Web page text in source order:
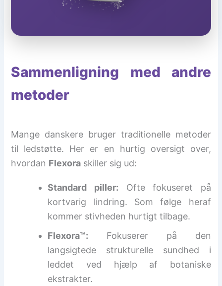
Sammenligning med andre
metoder
Mange danskere bruger traditionelle metoder
til ledstøtte. Her er en hurtig oversigt over,
hvordan Flexora skiller sig ud:
Standard piller: Ofte fokuseret på
kortvarig lindring. Som følge heraf
kommer stivheden hurtigt tilbage.
Flexora™: Fokuserer på den
langsigtede strukturelle sundhed i
leddet ved hjælp af botaniske
ekstrakter.